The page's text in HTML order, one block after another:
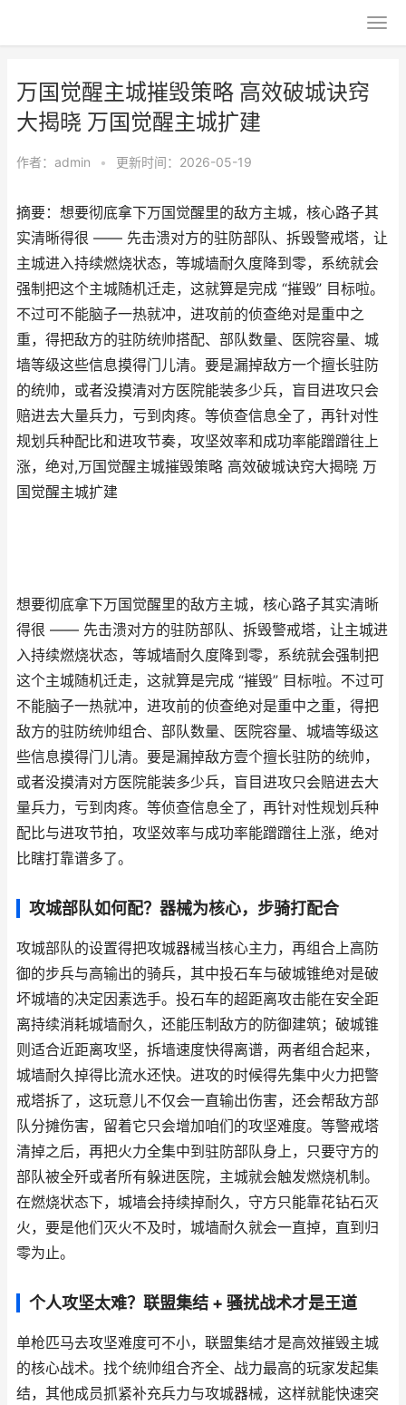
万国觉醒主城摧毁策略 高效破城诀窍
大揭晓 万国觉醒主城扩建
作者： admin • 更新时间：2026-05-19
摘要：想要彻底拿下万国觉醒里的敌方主城，核心路子其
实清晰得很 —— 先击溃对方的驻防部队、拆毁警戒塔，让
主城进入持续燃烧状态，等城墙耐久度降到零，系统就会
强制把这个主城随机迁走，这就算是完成 “摧毁” 目标啦。
不过可不能脑子一热就冲，进攻前的侦查绝对是重中之
重，得把敌方的驻防统帅搭配、部队数量、医院容量、城
墙等级这些信息摸得门儿清。要是漏掉敌方一个擅长驻防
的统帅，或者没摸清对方医院能装多少兵，盲目进攻只会
赔进去大量兵力，亏到肉疼。等侦查信息全了，再针对性
规划兵种配比和进攻节奏，攻坚效率和成功率能蹭蹭往上
涨，绝对,万国觉醒主城摧毁策略 高效破城诀窍大揭晓 万
国觉醒主城扩建
想要彻底拿下万国觉醒里的敌方主城，核心路子其实清晰
得很 —— 先击溃对方的驻防部队、拆毁警戒塔，让主城进
入持续燃烧状态，等城墙耐久度降到零，系统就会强制把
这个主城随机迁走，这就算是完成 “摧毁” 目标啦。不过可
不能脑子一热就冲，进攻前的侦查绝对是重中之重，得把
敌方的驻防统帅组合、部队数量、医院容量、城墙等级这
些信息摸得门儿清。要是漏掉敌方壹个擅长驻防的统帅，
或者没摸清对方医院能装多少兵，盲目进攻只会赔进去大
量兵力，亏到肉疼。等侦查信息全了，再针对性规划兵种
配比与进攻节拍，攻坚效率与成功率能蹭蹭往上涨，绝对
比瞎打靠谱多了。
攻城部队如何配？器械为核心，步骑打配合
攻城部队的设置得把攻城器械当核心主力，再组合上高防
御的步兵与高输出的骑兵，其中投石车与破城锥绝对是破
坏城墙的决定因素选手。投石车的超距离攻击能在安全距
离持续消耗城墙耐久，还能压制敌方的防御建筑；破城锥
则适合近距离攻坚，拆墙速度快得离谱，两者组合起来，
城墙耐久掉得比流水还快。进攻的时候得先集中火力把警
戒塔拆了，这玩意儿不仅会一直输出伤害，还会帮敌方部
队分摊伤害，留着它只会增加咱们的攻坚难度。等警戒塔
清掉之后，再把火力全集中到驻防部队身上，只要守方的
部队被全歼或者所有躲进医院，主城就会触发燃烧机制。
在燃烧状态下，城墙会持续掉耐久，守方只能靠花钻石灭
火，要是他们灭火不及时，城墙耐久就会一直掉，直到归
零为止。
个人攻坚太难？联盟集结 + 骚扰战术才是王道
单枪匹马去攻坚难度可不小，联盟集结才是高效摧毁主城
的核心战术。找个统帅组合齐全、战力最高的玩家发起集
结，其他成员抓紧补充兵力与攻城器械，这样就能快速突